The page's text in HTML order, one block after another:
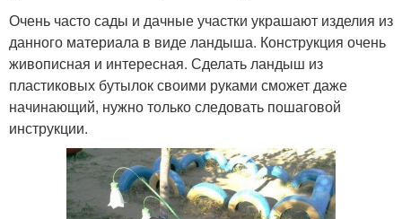
Очень часто сады и дачные участки украшают изделия из
данного материала в виде ландыша. Конструкция очень
живописная и интересная. Сделать ландыш из
пластиковых бутылок своими руками сможет даже
начинающий, нужно только следовать пошаговой
инструкции.